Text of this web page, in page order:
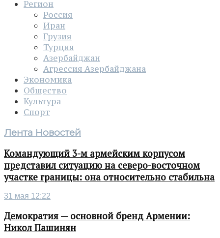
Регион
Россия
Иран
Грузия
Турция
Азербайджан
Агрессия Азербайджана
Экономика
Общество
Культура
Спорт
Лента Новостей
Командующий 3-м армейским корпусом
представил ситуацию на северо-восточном
участке границы: она относительно стабильна
31 мая 12:22
Демократия — основной бренд Армении:
Никол Пашинян